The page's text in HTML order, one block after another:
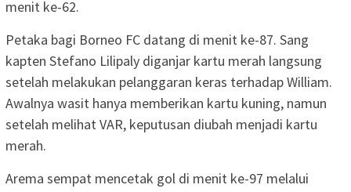
menit ke-62.
Petaka bagi Borneo FC datang di menit ke-87. Sang
kapten Stefano Lilipaly diganjar kartu merah langsung
setelah melakukan pelanggaran keras terhadap William.
Awalnya wasit hanya memberikan kartu kuning, namun
setelah melihat VAR, keputusan diubah menjadi kartu
merah.
Arema sempat mencetak gol di menit ke-97 melalui